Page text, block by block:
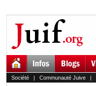
Société| Communauté Juive|